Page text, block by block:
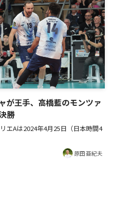
が王手、高橋藍のモンツァ
勝
エAは2024年4月25日（日本時間4
原田 亜紀夫